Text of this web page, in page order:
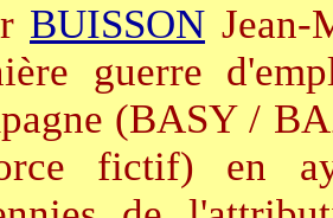
BUISSON
guerre
(BASY /
fictif) en